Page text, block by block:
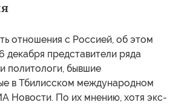
отношения с Россией, об этом
декабря представители ряда
политологи, бывшие
в Тбилисском международном
Новости. По их мнению, хотя экс-